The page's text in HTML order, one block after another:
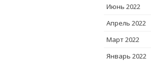
Июнь 2022
Апрель 2022
Март 2022
Январь 2022